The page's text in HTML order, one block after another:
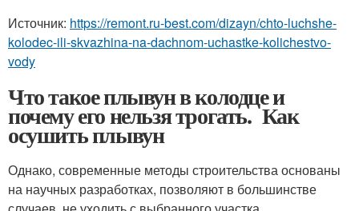
Источник: https://remont.ru-best.com/dizayn/chto-luchshe-
kolodec-ili-skvazhina-na-dachnom-uchastke-kolichestvo-
vody
Что такое плывун в колодце и
почему его нельзя трогать. Как
осушить плывун
Однако, современные методы строительства основаны
на научных разработках, позволяют в большинстве